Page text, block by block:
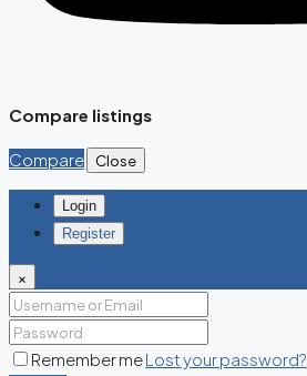
Compare listings
Compare Close
Login
Register
×
Remember meLost your password?